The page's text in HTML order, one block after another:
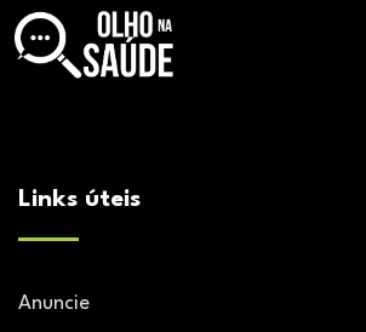
Links úteis
Anuncie